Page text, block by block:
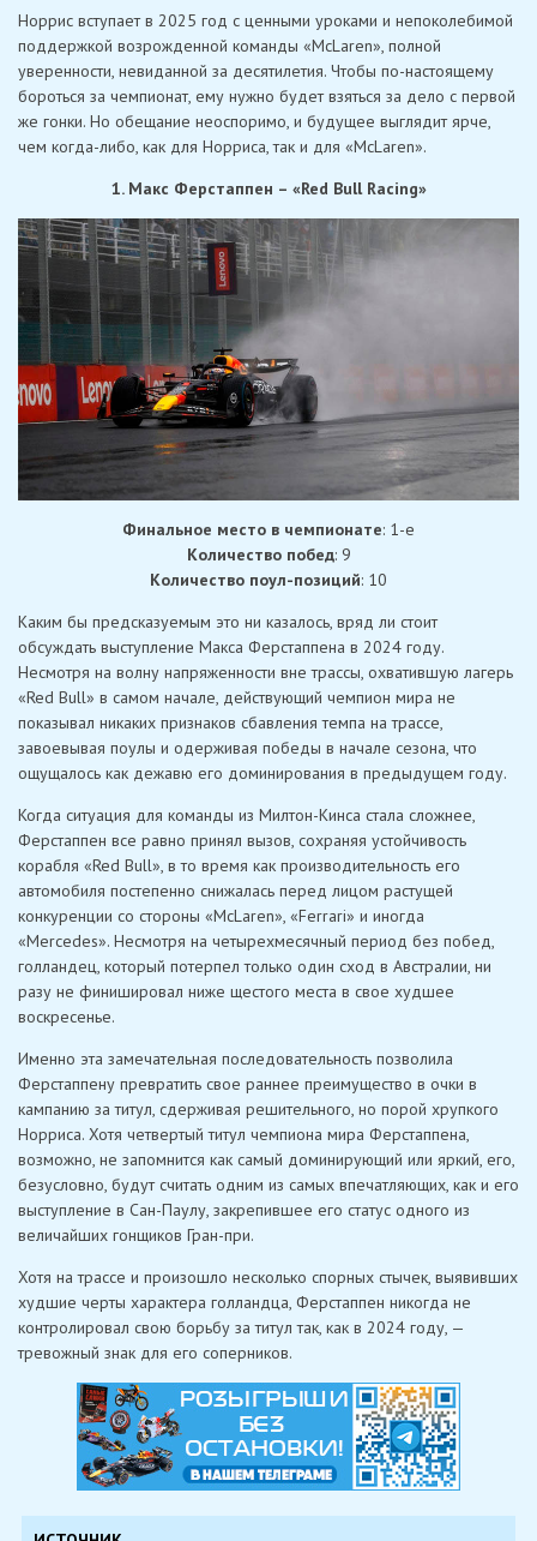
Норрис вступает в 2025 год с ценными уроками и непоколебимой
поддержкой возрожденной команды «McLaren», полной
уверенности, невиданной за десятилетия. Чтобы по-настоящему
бороться за чемпионат, ему нужно будет взяться за дело с первой
же гонки. Но обещание неоспоримо, и будущее выглядит ярче,
чем когда-либо, как для Норриса, так и для «McLaren».
1. Макс Ферстаппен – «Red Bull Racing»
Финальное место в чемпионате: 1-е
Количество побед: 9
Количество поул-позиций: 10
Каким бы предсказуемым это ни казалось, вряд ли стоит
обсуждать выступление Макса Ферстаппена в 2024 году.
Несмотря на волну напряженности вне трассы, охватившую лагерь
«Red Bull» в самом начале, действующий чемпион мира не
показывал никаких признаков сбавления темпа на трассе,
завоевывая поулы и одерживая победы в начале сезона, что
ощущалось как дежавю его доминирования в предыдущем году.
Когда ситуация для команды из Милтон-Кинса стала сложнее,
Ферстаппен все равно принял вызов, сохраняя устойчивость
корабля «Red Bull», в то время как производительность его
автомобиля постепенно снижалась перед лицом растущей
конкуренции со стороны «McLaren», «Ferrari» и иногда
«Mercedes». Несмотря на четырехмесячный период без побед,
голландец, который потерпел только один сход в Австралии, ни
разу не финишировал ниже щестого места в свое худшее
воскресенье.
Именно эта замечательная последовательность позволила
Ферстаппену превратить свое раннее преимущество в очки в
кампанию за титул, сдерживая решительного, но порой хрупкого
Норриса. Хотя четвертый титул чемпиона мира Ферстаппена,
возможно, не запомнится как самый доминирующий или яркий, его,
безусловно, будут считать одним из самых впечатляющих, как и его
выступление в Сан-Паулу, закрепившее его статус одного из
величайших гонщиков Гран-при.
Хотя на трассе и произошло несколько спорных стычек, выявивших
худшие черты характера голландца, Ферстаппен никогда не
контролировал свою борьбу за титул так, как в 2024 году, —
тревожный знак для его соперников.